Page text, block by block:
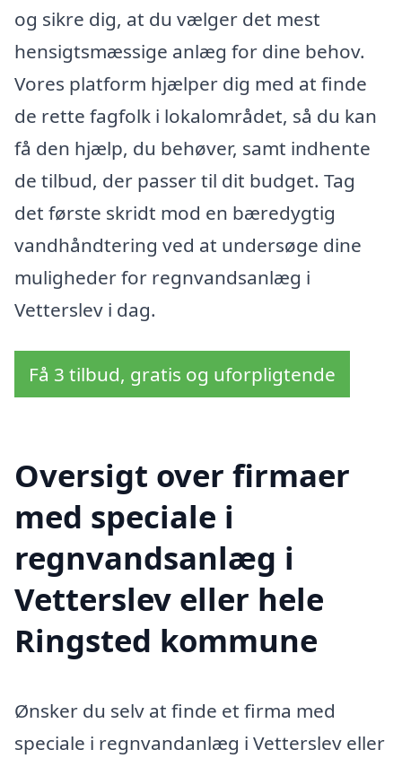
og sikre dig, at du vælger det mest
hensigtsmæssige anlæg for dine behov.
Vores platform hjælper dig med at finde
de rette fagfolk i lokalområdet, så du kan
få den hjælp, du behøver, samt indhente
de tilbud, der passer til dit budget. Tag
det første skridt mod en bæredygtig
vandhåndtering ved at undersøge dine
muligheder for regnvandsanlæg i
Vetterslev i dag.
Få 3 tilbud, gratis og uforpligtende
Oversigt over firmaer
med speciale i
regnvandsanlæg i
Vetterslev eller hele
Ringsted kommune
Ønsker du selv at finde et firma med
speciale i regnvandanlæg i Vetterslev eller